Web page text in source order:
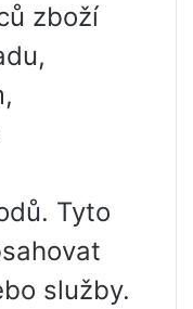
zboží
Tyto
služby.